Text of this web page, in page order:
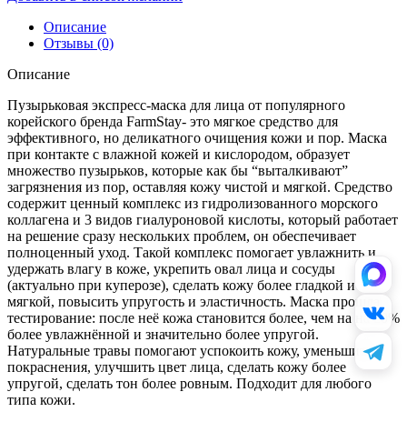
Описание
Отзывы (0)
Описание
Пузырьковая экспресс-маска для лица от популярного
корейского бренда FarmStay- это мягкое средство для
эффективного, но деликатного очищения кожи и пор. Маска
при контакте с влажной кожей и кислородом, образует
множество пузырьков, которые как бы “выталкивают”
загрязнения из пор, оставляя кожу чистой и мягкой. Средство
содержит ценный комплекс из гидролизованного морского
коллагена и 3 видов гиалуроновой кислоты, который работает
на решение сразу нескольких проблем, он обеспечивает
полноценный уход. Такой комплекс помогает увлажнить и
удержать влагу в коже, укрепить овал лица и сосуды
(актуально при куперозе), сделать кожу более гладкой и
мягкой, повысить упругость и эластичность. Маска прошла
тестирование: после неё кожа становится более, чем на на 20%
более увлажнённой и значительно более упругой.
Натуральные травы помогают успокоить кожу, уменьшить
покраснения, улучшить цвет лица, сделать кожу более
упругой, сделать тон более ровным. Подходит для любого
типа кожи.